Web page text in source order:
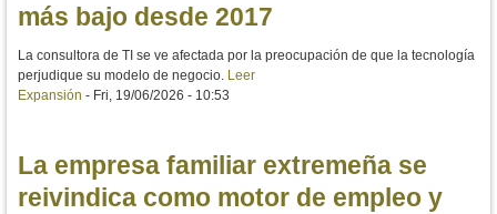
más bajo desde 2017
La consultora de TI se ve afectada por la preocupación de que la tecnología
perjudique su modelo de negocio. Leer
Expansión - Fri, 19/06/2026 - 10:53
La empresa familiar extremeña se
reivindica como motor de empleo y